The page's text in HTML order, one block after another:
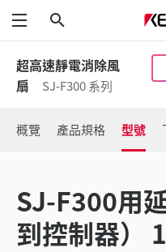
功能表
超高速靜電消除風
扇
SJ-F300 系列
概覽 產品規格 型號
SJ-F300用
到控制器）